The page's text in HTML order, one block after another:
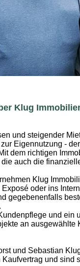
Klug
und steigender
Eigennutzung -
dem richtigen
auch die
Klug
oder ins
gegebenenfalls
und ein
an ausgewählte
und Sebastian
und sind